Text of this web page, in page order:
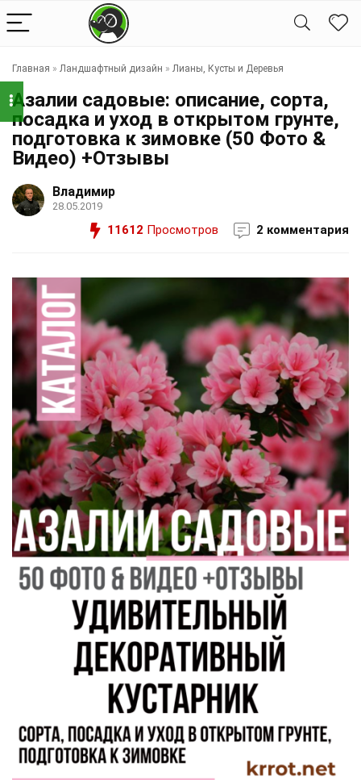
Главная » Ландшафтный дизайн » Лианы, Кусты и Деревья
Азалии садовые: описание, сорта,
посадка и уход в открытом грунте,
подготовка к зимовке (50 Фото &
Видео) +Отзывы
Владимир
28.05.2019
11612 Просмотров 2 комментария